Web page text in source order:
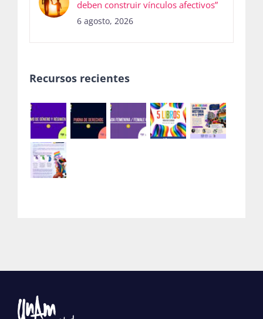
deben construir vínculos afectivos”
6 agosto, 2026
Recursos recientes